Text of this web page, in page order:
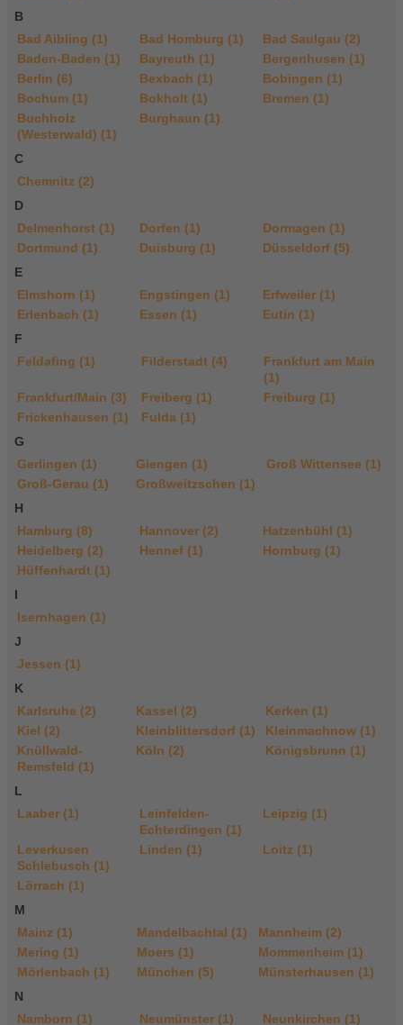
B
Bad Aibling (1)
Bad Homburg (1)
Bad Saulgau (2)
Baden-Baden (1)
Bayreuth (1)
Bergenhusen (1)
Berlin (6)
Bexbach (1)
Bobingen (1)
Bochum (1)
Bokholt (1)
Bremen (1)
Buchholz
(Westerwald) (1)
Burghaun (1)
C
Chemnitz (2)
D
Delmenhorst (1)
Dorfen (1)
Dormagen (1)
Dortmund (1)
Duisburg (1)
Düsseldorf (5)
E
Elmshorn (1)
Engstingen (1)
Erfweiler (1)
Erlenbach (1)
Essen (1)
Eutin (1)
F
Feldafing (1)
Filderstadt (4)
Frankfurt am Main
(1)
Frankfurt/Main (3)
Freiberg (1)
Freiburg (1)
Frickenhausen (1)
Fulda (1)
G
Gerlingen (1)
Giengen (1)
Groß Wittensee (1)
Groß-Gerau (1)
Großweitzschen (1)
H
Hamburg (8)
Hannover (2)
Hatzenbühl (1)
Heidelberg (2)
Hennef (1)
Hornburg (1)
Hüffenhardt (1)
I
Isernhagen (1)
J
Jessen (1)
K
Karlsruhe (2)
Kassel (2)
Kerken (1)
Kiel (2)
Kleinblittersdorf (1)
Kleinmachnow (1)
Knüllwald-
Remsfeld (1)
Köln (2) Königsbrunn (1)
L
Laaber (1)
Leinfelden-
Echterdingen (1)
Leipzig (1)
Leverkusen
Schlebusch (1)
Linden (1) Loitz (1)
Lörrach (1)
M
Mainz (1)
Mandelbachtal (1)
Mannheim (2)
Mering (1)
Moers (1)
Mommenheim (1)
Mörlenbach (1)
München (5)
Münsterhausen (1)
N
Namborn (1)
Neumünster (1)
Neunkirchen (1)